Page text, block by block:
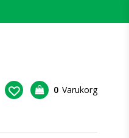
0 Varukorg